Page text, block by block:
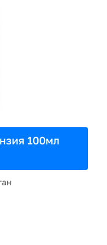
100мл